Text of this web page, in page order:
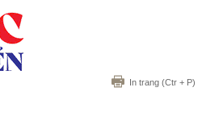
In trang (Ctr + P)